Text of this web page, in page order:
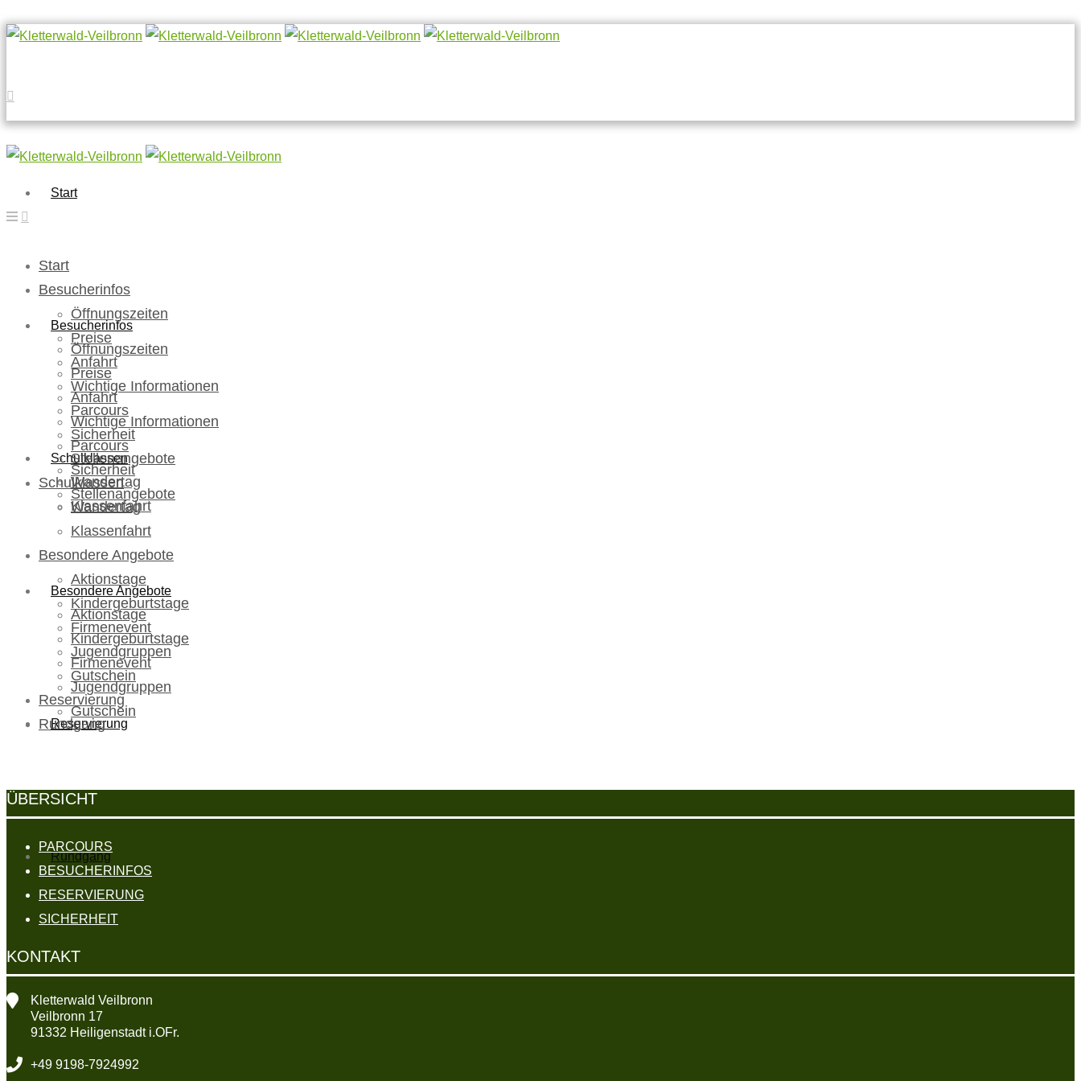
Start
Besucherinfos
Öffnungszeiten
Preise
Anfahrt
Wichtige Informationen
Parcours
Sicherheit
Stellenangebote
Schulklassen
Wandertag
Klassenfahrt
Besondere Angebote
Aktionstage
Kindergeburtstage
Firmenevent
Jugendgruppen
Gutschein
Reservierung
Rundgang
Start
Besucherinfos
Öffnungszeiten
Preise
Anfahrt
Wichtige Informationen
Parcours
Sicherheit
Stellenangebote
Schulklassen
Wandertag
Klassenfahrt
Besondere Angebote
Aktionstage
Kindergeburtstage
Firmenevent
Jugendgruppen
Gutschein
Reservierung
Rundgang
ÜBERSICHT
PARCOURS
BESUCHERINFOS
RESERVIERUNG
SICHERHEIT
KONTAKT
Kletterwald Veilbronn
Veilbronn 17
91332 Heiligenstadt i.OFr.
+49 9198-7924992